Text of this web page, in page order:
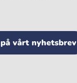
vårt nyhetsbrev